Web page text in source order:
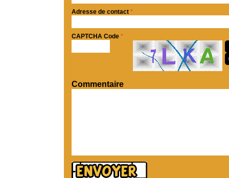
Adresse de contact *
CAPTCHA Code *
Commentaire